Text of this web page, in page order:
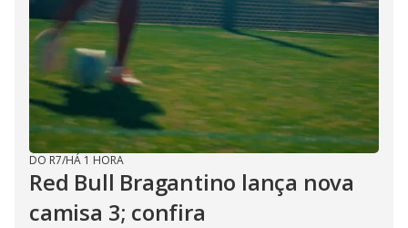
DO R7/HÁ 1 HORA
Red Bull Bragantino lança nova
camisa 3; confira